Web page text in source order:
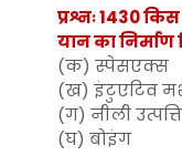
प्रश्नः 1430
यान का निर्माण
(क) स्पेसएक्स
(ख) इंटुएटिव
(ग) नीली उत्पत्ति
(घ) बोइंग